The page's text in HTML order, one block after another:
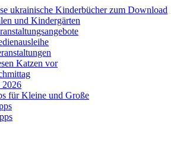
ukrainische Kinderbücher zum Download
und Kindergärten
Katzen vor
2026
für Kleine und Große